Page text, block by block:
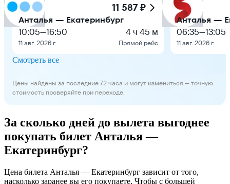
11 587 ₽
Анталья — Екатеринбург
10:05—16:50
11 авг. 2026 г.
4 ч 45 м
Прямой рейс
Анталья —
06:35—13:05
11 авг. 2026 г.
Смотреть все
Цены найдены за последние 72 часа и могут измениться — точную
стоимость проверяйте при переходе.
За сколько дней до вылета выгоднее
покупать билет Анталья —
Екатеринбург?
Цена билета Анталья — Екатеринбург зависит от того,
насколько заранее вы его покупаете. Чтобы с большей